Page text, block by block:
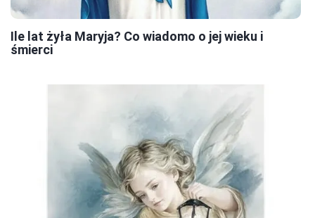
Ile lat żyła Maryja? Co wiadomo o jej wieku i
śmierci